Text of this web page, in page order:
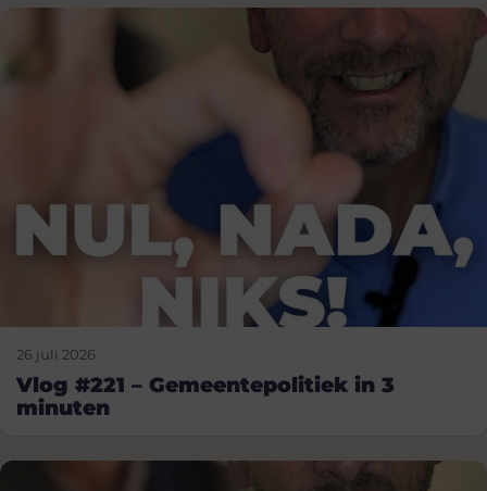
26 juli 2026
Vlog #221 – Gemeentepolitiek in 3
minuten